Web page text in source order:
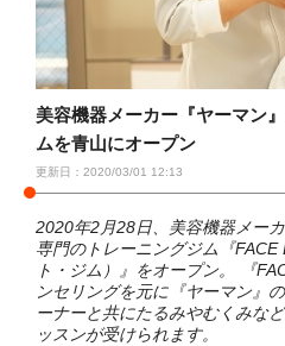
美容機器メーカー『ヤーマン
ムを青山にオープン
更新日：2020/03/01 12:13
2020年2月28日、美容機器メー
専門のトレーニングジム『
ト・ジム）』をオープン。 『
ンセリングを元に『ヤーマン』
ーナーと共にたるみやむくみな
ッスンが受けられます。